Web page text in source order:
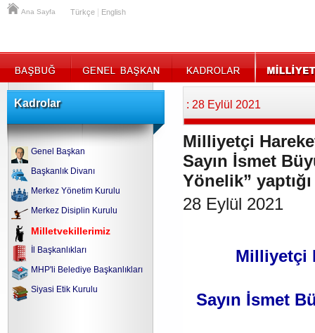
Ana Sayfa Türkçe English
Kadrolar
Genel Başkan
Başkanlık Divanı
Merkez Yönetim Kurulu
Merkez Disiplin Kurulu
Milletvekillerimiz
İl Başkanlıkları
MHP'li Belediye Başkanlıkları
Siyasi Etik Kurulu
: 28 Eylül 2021
Milliyetçi
Sayın İsmet
Yönelik”
28 Eylül 2021
Milliyetçi
Sayın İsmet